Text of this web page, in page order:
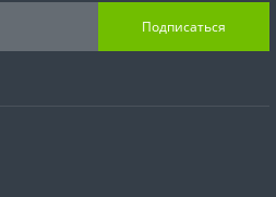
Подписаться